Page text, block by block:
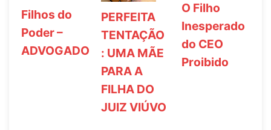
Filhos do
Poder –
ADVOGADO
PERFEITA
TENTAÇÃO
: UMA MÃE
PARA A
FILHA DO
JUIZ VIÚVO
O Filho
Inesperado
do CEO
Proibido